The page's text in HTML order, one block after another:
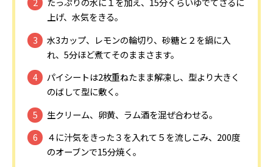
上げ、水気をきる。
水3カップ、レモンの輪切り、砂糖と２を鍋に入
れ、5分ほど煮てそのままさます。
パイシートは2枚重ねたまま解凍し、型より大きく
のばして型に敷く。
生クリーム、卵黄、ラム酒を混ぜ合わせる。
４に汁気をきった３を入れて５を流しこみ、200度
のオーブンで15分焼く。